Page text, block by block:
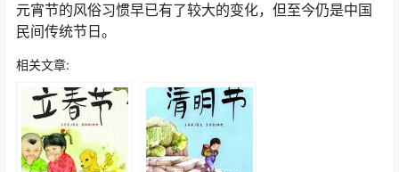
元宵节的风俗习惯早已有了较大的变化，但至今仍是中国
民间传统节日。
相关文章: